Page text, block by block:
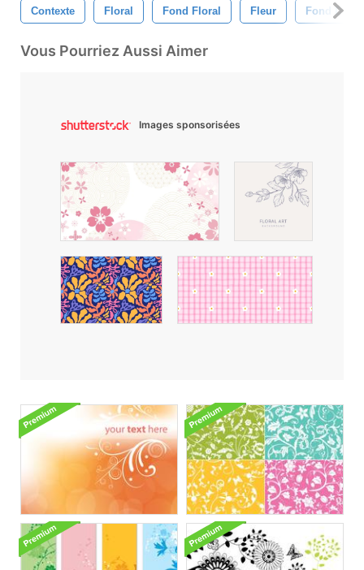
Contexte Floral Fond Floral Fleur Fond De
Vous Pourriez Aussi Aimer
Images sponsorisées